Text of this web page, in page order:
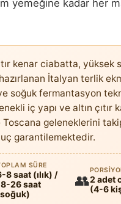
yemeğine kadar her
kenar ciabatta, yüksek
İtalyan terlik
soğuk fermantasyon
iç yapı ve altın çıtır
geleneklerini
garantilemektedir.
SÜRE
8 saat (ılık) /
26 saat
👥2 adet
(4-6